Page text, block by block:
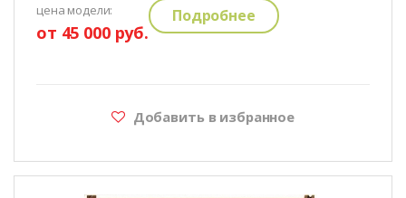
цена модели:
от 45 000 руб.
Подробнее
Добавить в избранное